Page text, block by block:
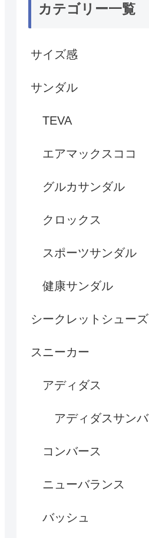
カテゴリー一覧
サイズ感
サンダル
TEVA
エアマックスココ
グルカサンダル
クロックス
スポーツサンダル
健康サンダル
シークレットシューズ
スニーカー
アディダス
アディダスサンバ
コンバース
ニューバランス
バッシュ